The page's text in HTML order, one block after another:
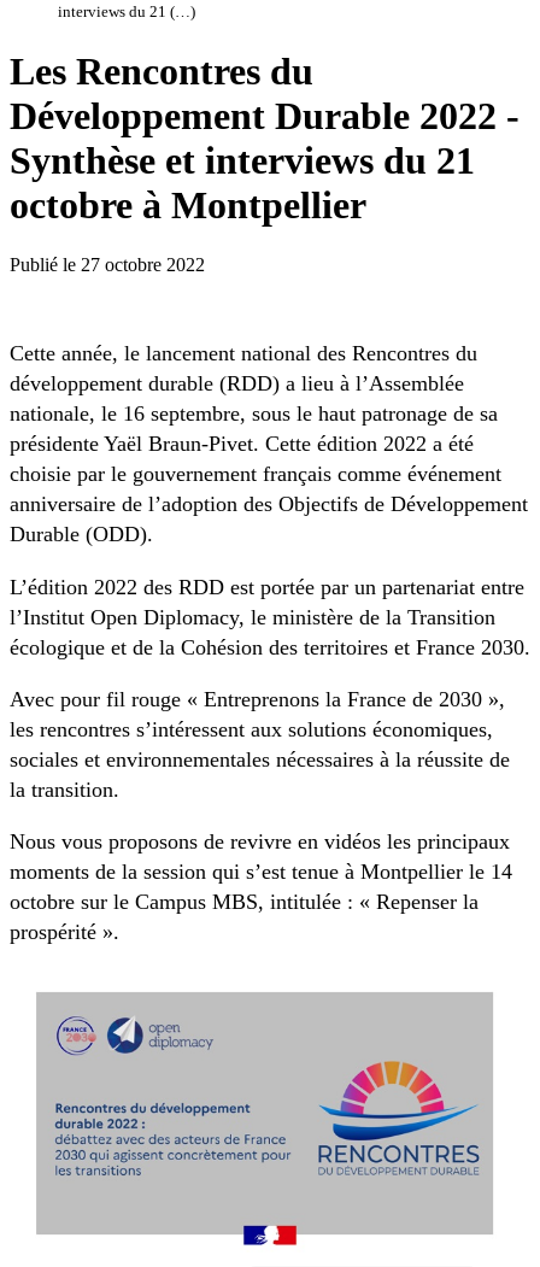
interviews du 21 (…)
Les Rencontres du
Développement Durable 2022 -
Synthèse et interviews du 21
octobre à Montpellier
Publié le 27 octobre 2022
Cette année, le lancement national des Rencontres du
développement durable (RDD) a lieu à l’Assemblée
nationale, le 16 septembre, sous le haut patronage de sa
présidente Yaël Braun-Pivet. Cette édition 2022 a été
choisie par le gouvernement français comme événement
anniversaire de l’adoption des Objectifs de Développement
Durable (ODD).
L’édition 2022 des RDD est portée par un partenariat entre
l’Institut Open Diplomacy, le ministère de la Transition
écologique et de la Cohésion des territoires et France 2030.
Avec pour fil rouge « Entreprenons la France de 2030 »,
les rencontres s’intéressent aux solutions économiques,
sociales et environnementales nécessaires à la réussite de
la transition.
Nous vous proposons de revivre en vidéos les principaux
moments de la session qui s’est tenue à Montpellier le 14
octobre sur le Campus MBS, intitulée : « Repenser la
prospérité ».